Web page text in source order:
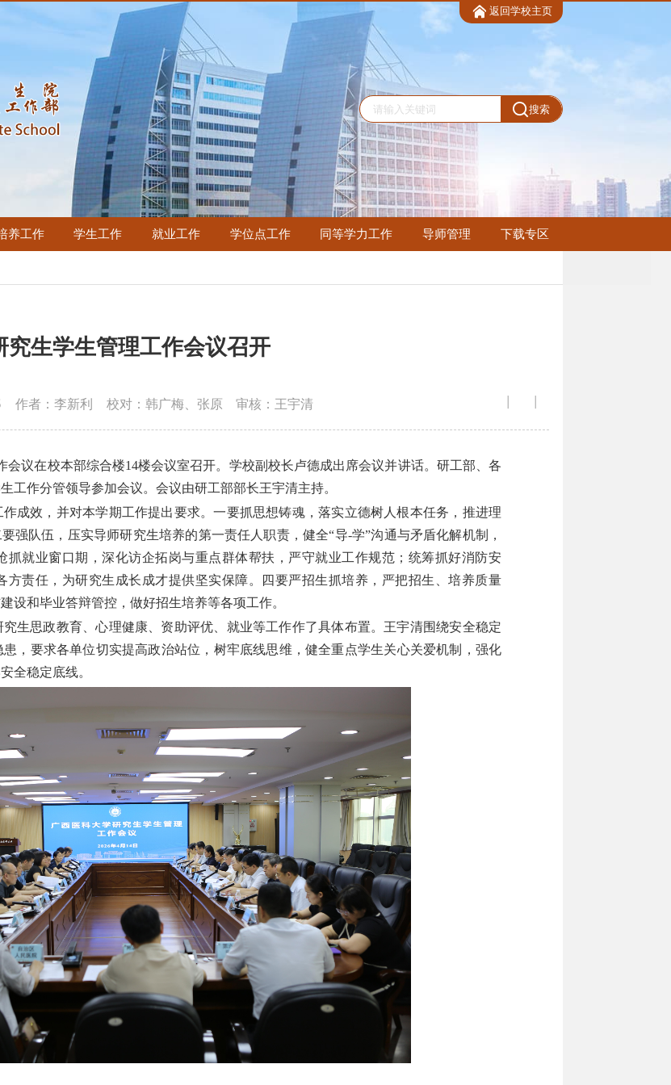
返回学校主页
搜索
养工作 学生工作 就业工作 学位点工作 同等学力工作 导师管理 下载专区
究生学生管理工作会议召开
作者：李新利 校对：韩广梅、张原 审核：王宇清
会议在校本部综合楼14楼会议室召开。学校副校长卢德成出席会议并讲话。研工部、各
工作分管领导参加会议。会议由研工部部长王宇清主持。
成效，并对本学期工作提出要求。一要抓思想铸魂，落实立德树人根本任务，推进理
强队伍，压实导师研究生培养的第一责任人职责，健全“导-学”沟通与矛盾化解机制，
抓就业窗口期，深化访企拓岗与重点群体帮扶，严守就业工作规范 ； 统筹抓好消防安
方责任，为研究生成长成才提供坚实保障。四要严招生抓培养，严把招生、培养质量
设和毕业答辩管控，做好招生培养等各项工作。
生思政教育、心理健康、资助评优、就业等工作作了具体布置。王宇清围绕安全稳定
，要求各单位切实提高政治站位，树牢底线思维，健全重点学生关心关爱机制，强化
全稳定底线。